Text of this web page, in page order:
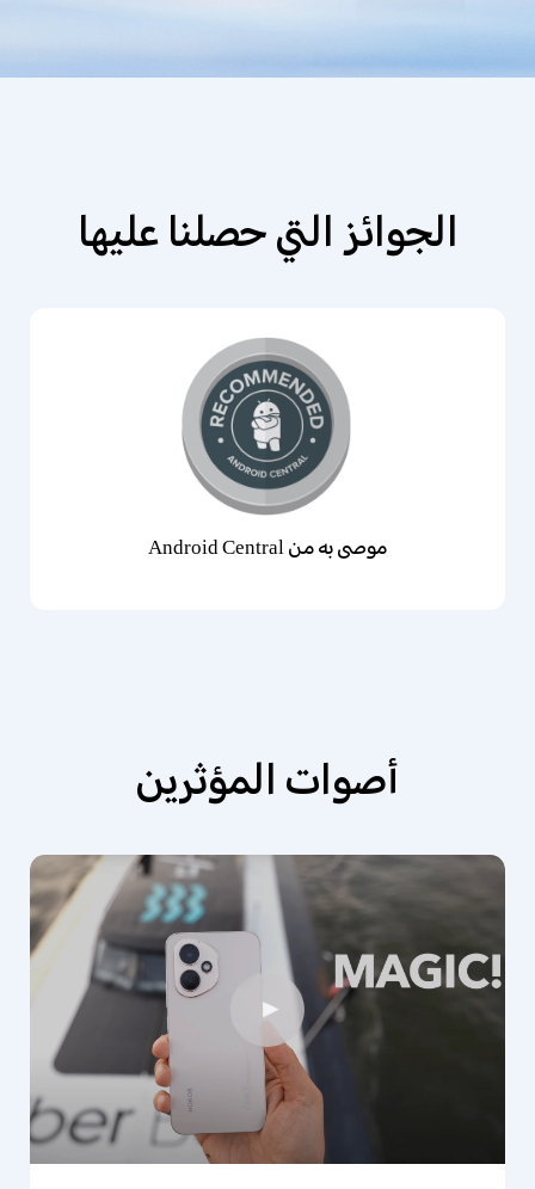
الجوائز التي حصلنا عليها
موصى به من Android Central
أصوات المؤثرين